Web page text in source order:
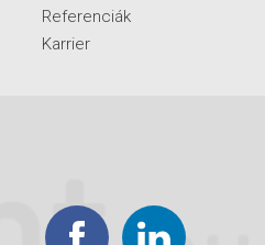
Referenciák
Karrier